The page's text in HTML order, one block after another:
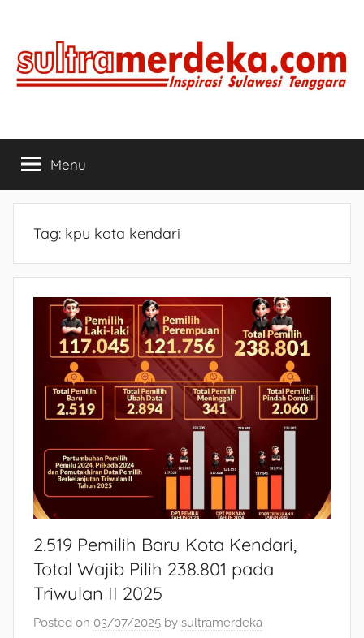
content
SULTRAMERDEKA.COM
TenggaraMenu
Tag: kpu kota kendari
2.519 Pemilih Baru Kota Kendari,
Total Wajib Pilih 238.801 pada
Triwulan II 2025
Posted on 03/07/2025 by sultramerdeka